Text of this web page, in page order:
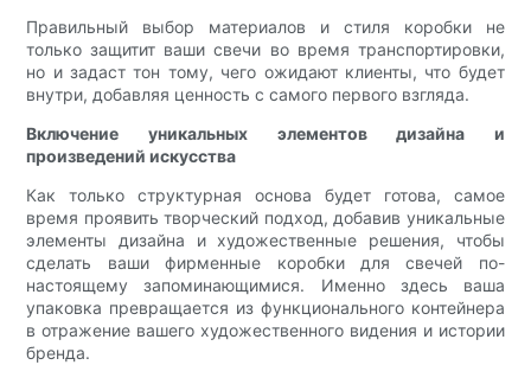
Правильный выбор материалов и стиля коробки не
только защитит ваши свечи во время транспортировки,
но и задаст тон тому, чего ожидают клиенты, что будет
внутри, добавляя ценность с самого первого взгляда.
Включение уникальных элементов дизайна и
произведений искусства
Как только структурная основа будет готова, самое
время проявить творческий подход, добавив уникальные
элементы дизайна и художественные решения, чтобы
сделать ваши фирменные коробки для свечей по-
настоящему запоминающимися. Именно здесь ваша
упаковка превращается из функционального контейнера
в отражение вашего художественного видения и истории
бренда.